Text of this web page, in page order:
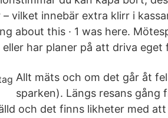
– vilket innebär extra klirr i
about this · 1 was here.
har planer på att driva eget
Allt mäts och om det går åt
sparken). Längs resans
och det finns likheter med